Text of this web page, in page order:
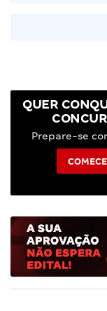
QUER
Prepare-se